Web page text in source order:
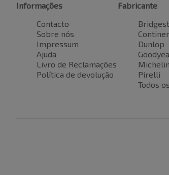
Informações
Contacto
Sobre nós
Impressum
Ajuda
Livro de Reclamações
Política de devolução
Fabricante
Dunlop
Michelin
Pirelli
Todos